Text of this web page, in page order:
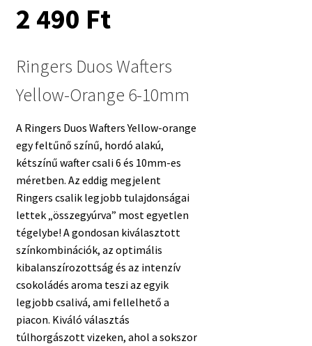
2 490 Ft
Ringers Duos Wafters
Yellow-Orange 6-10mm
A Ringers Duos Wafters Yellow-orange
egy feltűnő színű, hordó alakú,
kétszínű wafter csali 6 és 10mm-es
méretben. Az eddig megjelent
Ringers csalik legjobb tulajdonságai
lettek „összegyúrva” most egyetlen
tégelybe! A gondosan kiválasztott
színkombinációk, az optimális
kibalanszírozottság és az intenzív
csokoládés aroma teszi az egyik
legjobb csalivá, ami fellelhető a
piacon. Kiváló választás
túlhorgászott vizeken, ahol a sokszor